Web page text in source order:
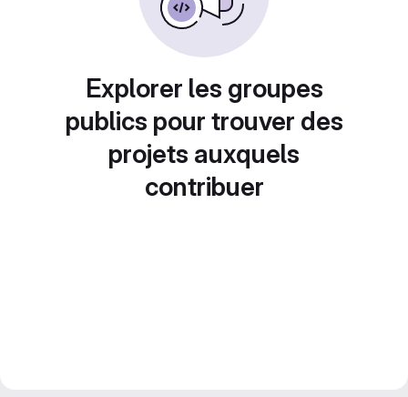
Explorer les groupes
publics pour trouver des
projets auxquels
contribuer